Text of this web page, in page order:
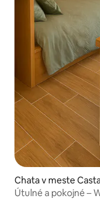
Chata v meste
Útulné a pokojné –